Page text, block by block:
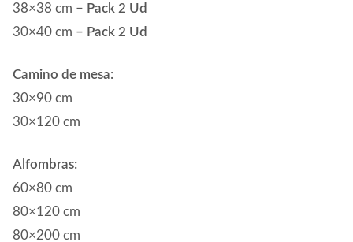
38×38 cm – Pack 2 Ud
30×40 cm – Pack 2 Ud
Camino de mesa:
30×90 cm
30×120 cm
Alfombras:
60×80 cm
80×120 cm
80×200 cm